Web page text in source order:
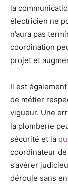
la
électricien ne
n’aura pas
coordination
projet et
Il est
de métier
vigueur. Une
la plomberie
sécurité et la
coordinateur
s’avérer
déroule sans